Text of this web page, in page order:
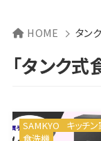
HOME タン
「タンク
SAMKYO
キッチ
食洗機